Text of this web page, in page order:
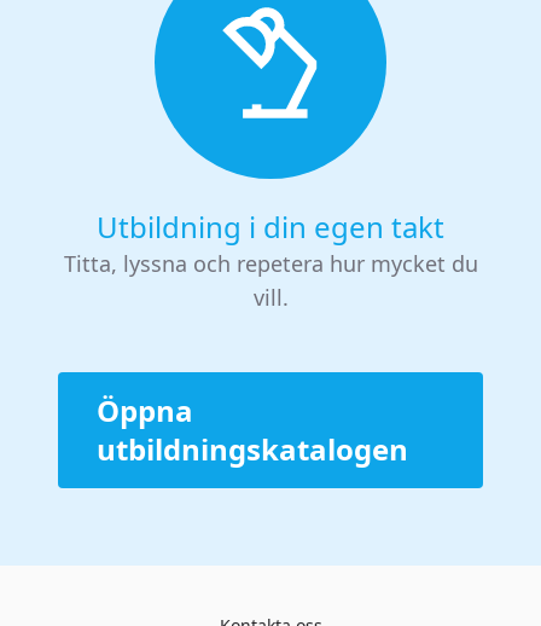
Utbildning i din egen takt
Titta, lyssna och repetera hur mycket du
vill.
Öppna
utbildningskatalogen